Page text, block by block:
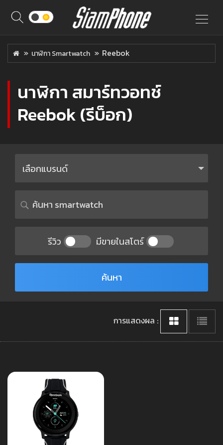
นาฬิกา Smartwatch Reebok
นาฬิกา สมาร์ทวอทช์
Reebok (รีบ็อก)
เลือกแบรนด์
รีวิว มีขายในสโตร์
ค้นหา
การแสดงผล :